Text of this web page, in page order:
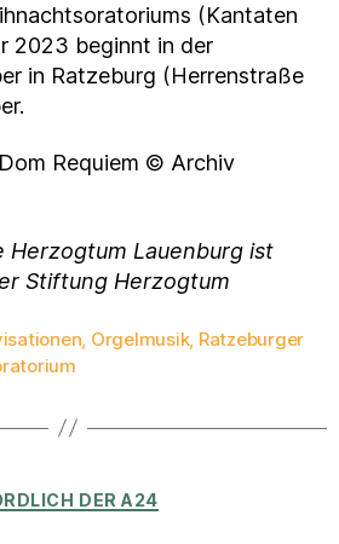
(Kantaten
2023 beginnt in der
in Ratzeburg (Herrenstraße
Requiem © Archiv
Herzogtum Lauenburg ist
Stiftung Herzogtum
Orgelmusik, Ratzeburger
Kategorien
DER A24